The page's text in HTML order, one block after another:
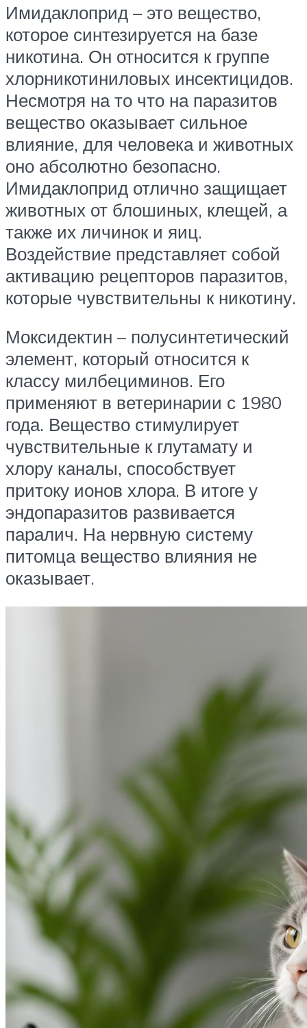
Имидаклоприд – это вещество,
которое синтезируется на базе
никотина. Он относится к группе
хлорникотиниловых инсектицидов.
Несмотря на то что на паразитов
вещество оказывает сильное
влияние, для человека и животных
оно абсолютно безопасно.
Имидаклоприд отлично защищает
животных от блошиных, клещей, а
также их личинок и яиц.
Воздействие представляет собой
активацию рецепторов паразитов,
которые чувствительны к никотину.
Моксидектин – полусинтетический
элемент, который относится к
классу милбециминов. Его
применяют в ветеринарии с 1980
года. Вещество стимулирует
чувствительные к глутамату и
хлору каналы, способствует
притоку ионов хлора. В итоге у
эндопаразитов развивается
паралич. На нервную систему
питомца вещество влияния не
оказывает.